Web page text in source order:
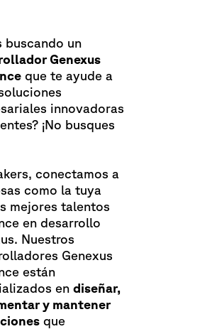
buscando un
Genexus
que te ayude a
innovadoras
¡No busques
conectamos a
como la tuya
mejores talentos
en desarrollo
Nuestros
Genexus
están
en diseñar,
y mantener
que